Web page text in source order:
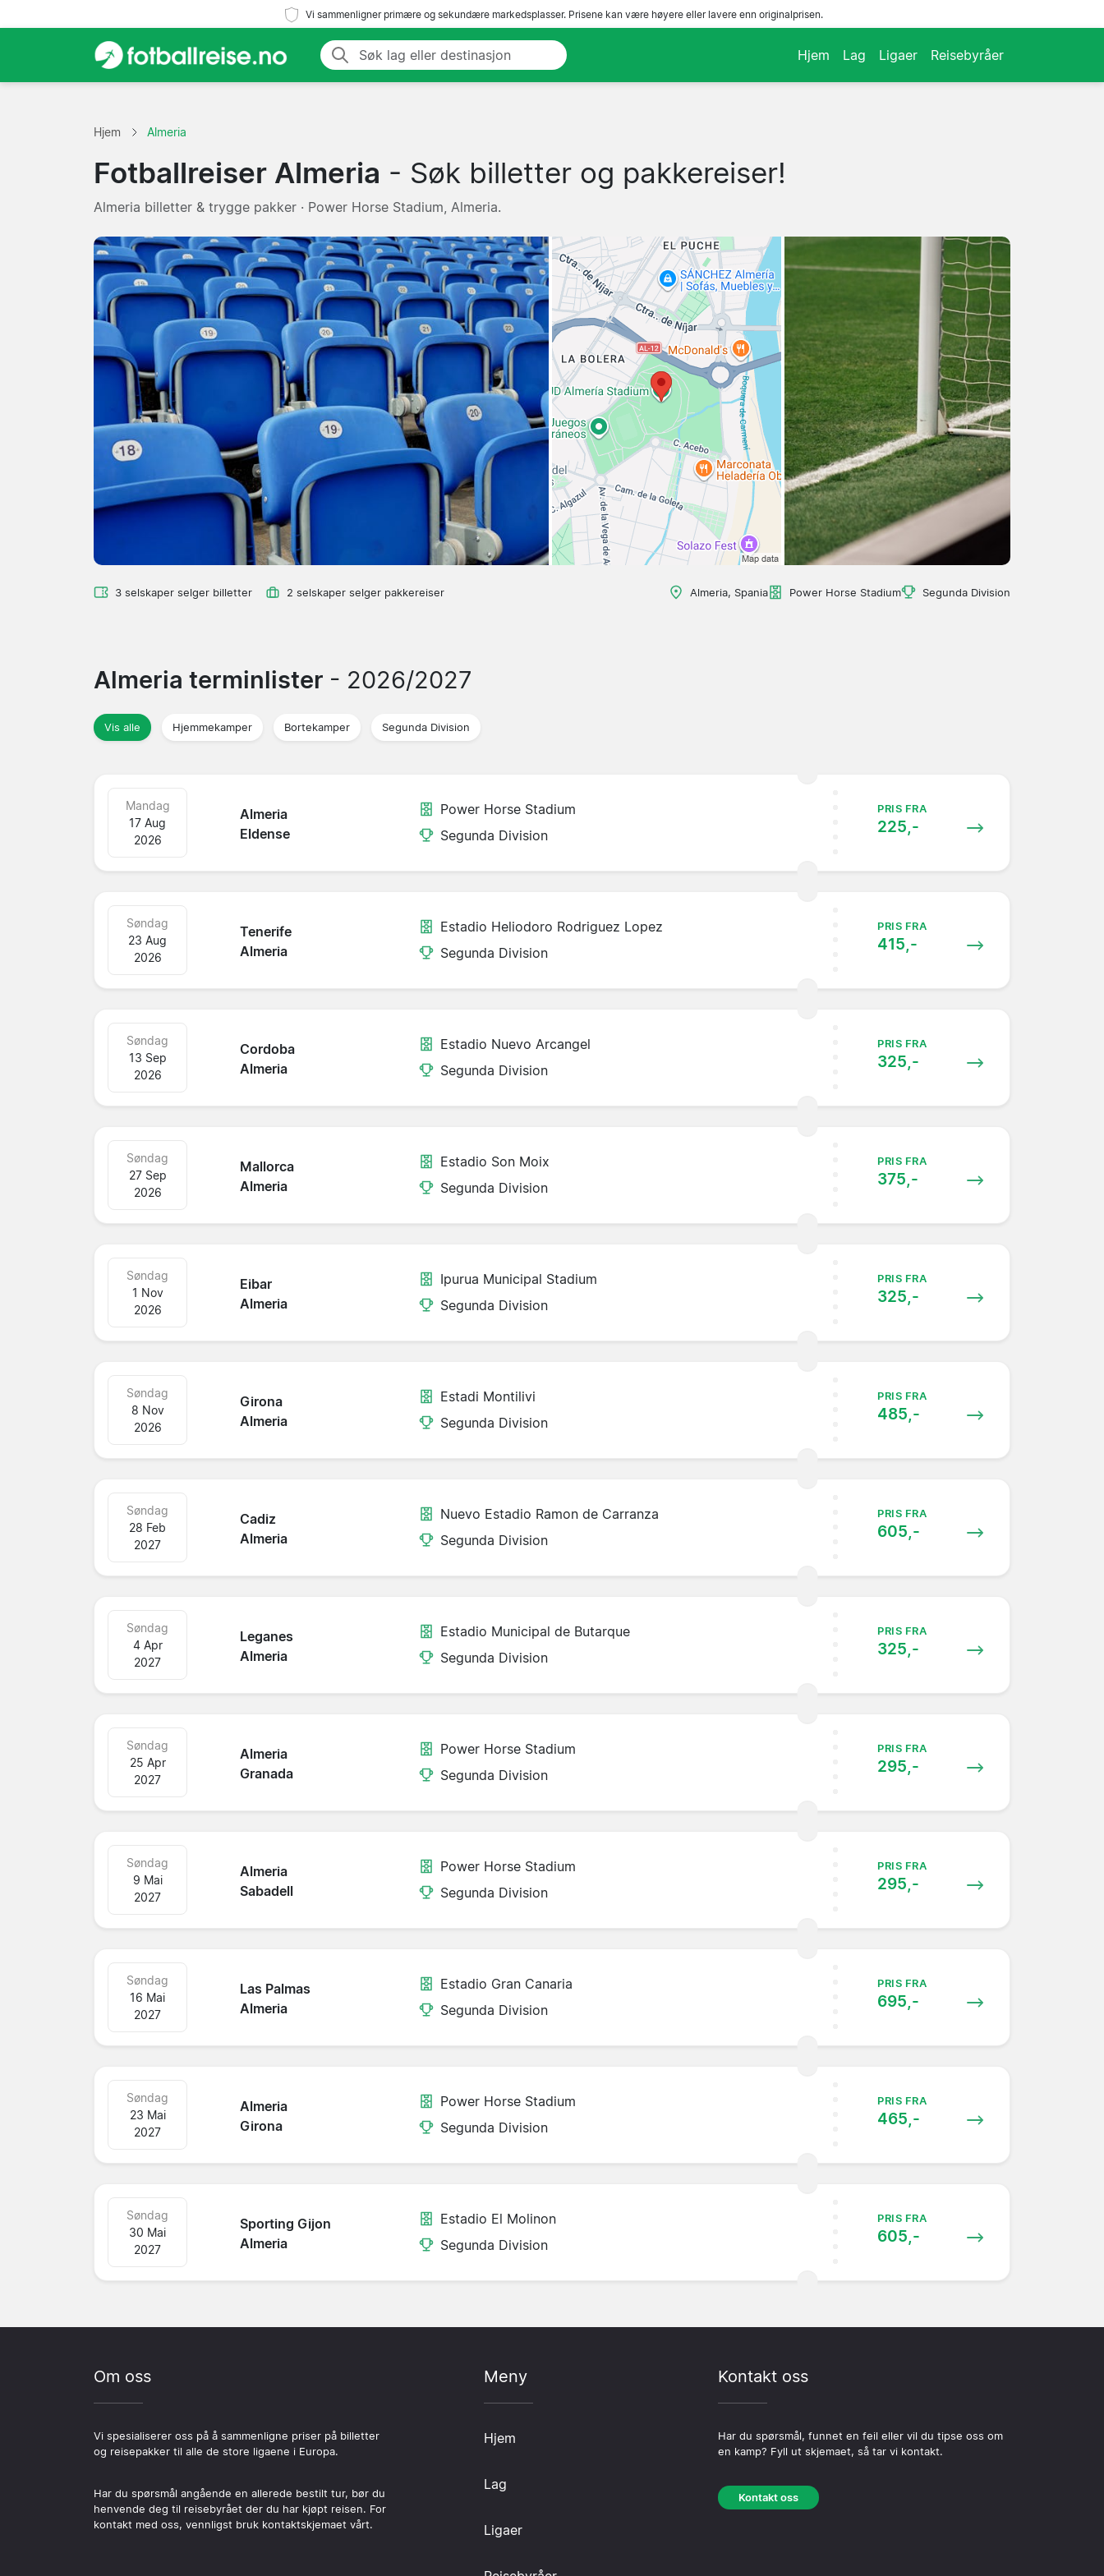
Vi sammenligner primære og sekundære markedsplasser. Prisene kan være høyere eller lavere enn originalprisen.
Hjem Lag Ligaer Reisebyråer
Hjem Almeria
Fotballreiser Almeria - Søk billetter og pakkereiser!
Almeria billetter & trygge pakker · Power Horse Stadium, Almeria.
3 selskaper selger billetter 2 selskaper selger pakkereiser Almeria, Spania Power Horse Stadium Segunda Division
Almeria terminlister - 2026/2027
Vis alle Hjemmekamper Bortekamper Segunda Division
Almeria
Eldense
Mandag
17 Aug
2026
Power Horse Stadium
Segunda Division
PRIS FRA
225,-
Tenerife
Almeria
Søndag
23 Aug
2026
Estadio Heliodoro Rodriguez Lopez
Segunda Division
PRIS FRA
415,-
Cordoba
Almeria
Søndag
13 Sep
2026
Estadio Nuevo Arcangel
Segunda Division
PRIS FRA
325,-
Mallorca
Almeria
Søndag
27 Sep
2026
Estadio Son Moix
Segunda Division
PRIS FRA
375,-
Eibar
Almeria
Søndag
1 Nov
2026
Ipurua Municipal Stadium
Segunda Division
PRIS FRA
325,-
Girona
Almeria
Søndag
8 Nov
2026
Estadi Montilivi
Segunda Division
PRIS FRA
485,-
Cadiz
Almeria
Søndag
28 Feb
2027
Nuevo Estadio Ramon de Carranza
Segunda Division
PRIS FRA
605,-
Leganes
Almeria
Søndag
4 Apr
2027
Estadio Municipal de Butarque
Segunda Division
PRIS FRA
325,-
Almeria
Granada
Søndag
25 Apr
2027
Power Horse Stadium
Segunda Division
PRIS FRA
295,-
Almeria
Sabadell
Søndag
9 Mai
2027
Power Horse Stadium
Segunda Division
PRIS FRA
295,-
Las Palmas
Almeria
Søndag
16 Mai
2027
Estadio Gran Canaria
Segunda Division
PRIS FRA
695,-
Almeria
Girona
Søndag
23 Mai
2027
Power Horse Stadium
Segunda Division
PRIS FRA
465,-
Sporting Gijon
Almeria
Søndag
30 Mai
2027
Estadio El Molinon
Segunda Division
PRIS FRA
605,-
Om oss
Vi spesialiserer oss på å sammenligne priser på billetter
og reisepakker til alle de store ligaene i Europa.
Har du spørsmål angående en allerede bestilt tur, bør du
henvende deg til reisebyrået der du har kjøpt reisen. For
kontakt med oss, vennligst bruk kontaktskjemaet vårt.
Meny
Hjem
Lag
Ligaer
Kontakt oss
Har du spørsmål, funnet en feil eller vil du tipse oss om
en kamp? Fyll ut skjemaet, så tar vi kontakt.
Kontakt oss